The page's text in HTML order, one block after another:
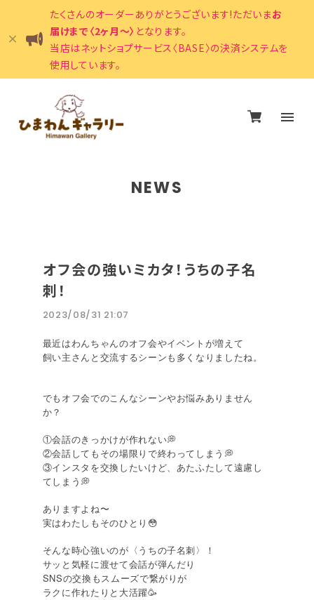
たくさんのオーダーありがとうございます!ただいまお
届けまで〈2ヶ月〜〉 となります。
当店はネットショプサービス〈BASE〉の決済システムを
使用しています。
NEWS
オフ会の強いミカタ！うちの子名
刺！
2023/08/31 21:07
最近はわんちゃんのオフ会やイベントが増えて
飼い主さんと交流するシーンも多くなりましたね。
でもオフ会でのこんなシーンやお悩みありません
か？
①会話のきっかけが作れない💭
②会話してもその場限りで終わってしまう💭
③インスタを交換したいけど、あたふたして遠慮し
てしまう💭
ありますよね〜
実はわたしもそのひとり😳
そんな時心強いのが〈うちの子名刺〉！
サッと気軽に渡せて会話が弾んだり
SNSの交換もスムーズで繋がりが
ラクに作れたりと大活躍🥳